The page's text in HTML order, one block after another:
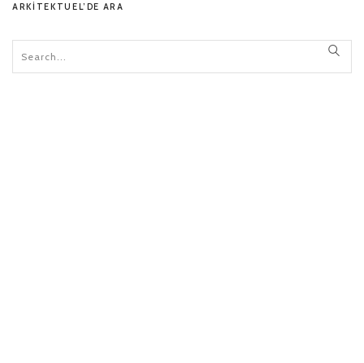
ARKITEKTUEL’DE ARA